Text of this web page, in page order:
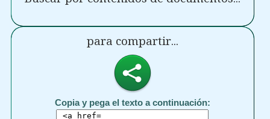
para compartir...
Copia y pega el texto a continuación: